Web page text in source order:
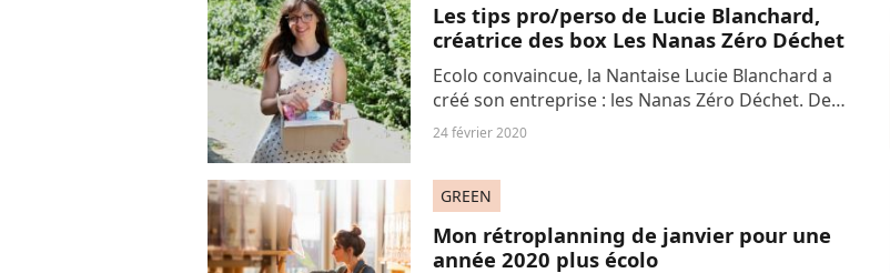
Les tips pro/perso de Lucie Blanchard,
créatrice des box Les Nanas Zéro Déchet
Ecolo convaincue, la Nantaise Lucie Blanchard a
créé son entreprise : les Nanas Zéro Déchet. Des
box pratiques pour amorcer la démarche du zéro
24 février 2020
GREEN
Mon rétroplanning de janvier pour une
année 2020 plus écolo